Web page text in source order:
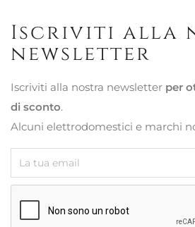
Iscriviti alla
newsletter
Iscriviti alla nostra newsletter per
di sconto.
Alcuni elettrodomestici e marchi